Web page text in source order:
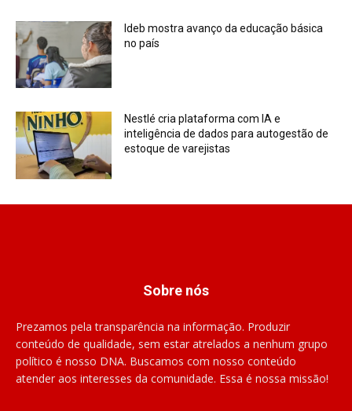
Ideb mostra avanço da educação básica
no país
Nestlé cria plataforma com IA e
inteligência de dados para autogestão de
estoque de varejistas
Sobre nós
Prezamos pela transparência na informação. Produzir
conteúdo de qualidade, sem estar atrelados a nenhum grupo
político é nosso DNA. Buscamos com nosso conteúdo
atender aos interesses da comunidade. Essa é nossa missão!